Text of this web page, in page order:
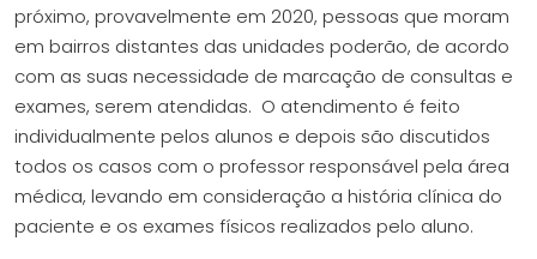
próximo, provavelmente em 2020, pessoas que moram
em bairros distantes das unidades poderão, de acordo
com as suas necessidade de marcação de consultas e
exames, serem atendidas. O atendimento é feito
individualmente pelos alunos e depois são discutidos
todos os casos com o professor responsável pela área
médica, levando em consideração a história clínica do
paciente e os exames físicos realizados pelo aluno.